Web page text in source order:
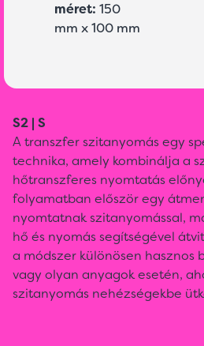
méret: 150
mm x 100 mm
S2 | S
A transzfer szitanyomás egy
technika, amely kombinálja a
hőtranszferes nyomtatás
folyamatban először egy
nyomtatnak szitanyomással,
hő és nyomás segítségével
a módszer különösen hasznos
vagy olyan anyagok esetén,
szitanyomás nehézségekbe